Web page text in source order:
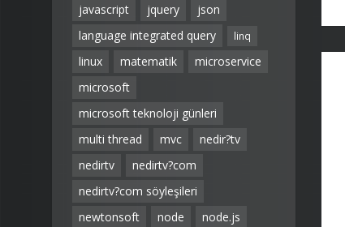
javascript
jquery
json
language integrated query
linq
linux matematik
microservice
microsoft
microsoft teknoloji günleri
multi thread
mvc
nedir?tv
nedirtv
nedirtv?com
nedirtv?com söyleşileri
newtonsoft
node
node.js